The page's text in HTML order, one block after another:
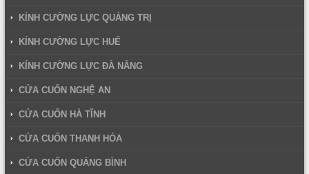
KÍNH CƯỜNG LỰC QUẢNG TRỊ
KÍNH CƯỜNG LỰC HUẾ
KÍNH CƯỜNG LỰC ĐÀ NẴNG
CỬA CUỐN NGHỆ AN
CỬA CUỐN HÀ TĨNH
CỬA CUỐN THANH HÓA
CỬA CUỐN QUẢNG BÌNH